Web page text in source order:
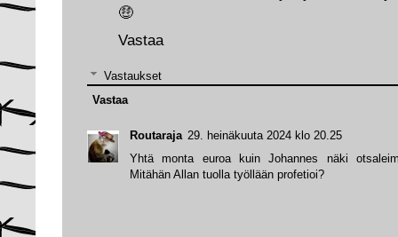
🤑
Vastaa
Vastaukset
Routaraja 29. heinäkuuta 2024 klo 20.25
Yhtä monta euroa kuin Johannes näki
Mitähän Allan tuolla työllään profetioi?
Vastaa